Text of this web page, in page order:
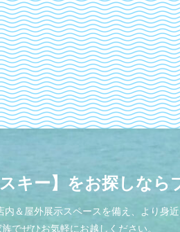
キー】をお探しなら
＆屋外展示スペースを備え、より身
でぜひお気軽にお越しください。